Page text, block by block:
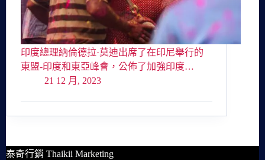
印度總理納倫德拉·莫迪出席了在印尼舉行的
東盟-印度和東亞峰會，公佈了加強印度…
21 12 月, 2023
泰奇行銷 Thaikii Marketing